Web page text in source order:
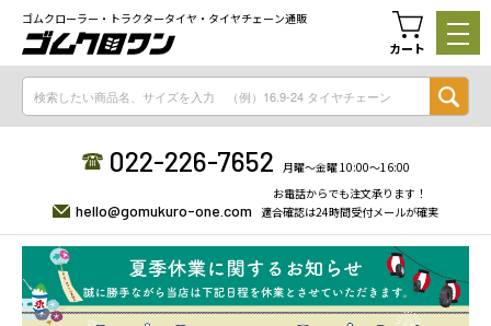
ゴムクローラー・トラクタータイヤ・タイヤチェーン通販
カート
022-226-7652 月曜〜金曜 10:00〜16:00
hello@gomukuro-one.com
お電話からでも注文承ります！
適合確認は24時間受付メールが確実